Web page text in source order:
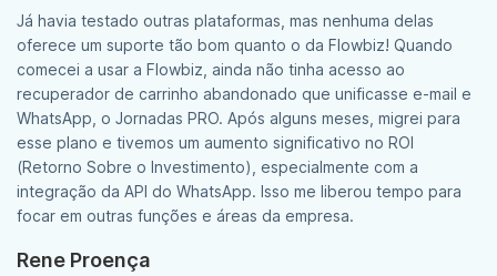
Já havia testado outras plataformas, mas nenhuma delas
oferece um suporte tão bom quanto o da Flowbiz! Quando
comecei a usar a Flowbiz, ainda não tinha acesso ao
recuperador de carrinho abandonado que unificasse e-mail e
WhatsApp, o Jornadas PRO. Após alguns meses, migrei para
esse plano e tivemos um aumento significativo no ROI
(Retorno Sobre o Investimento), especialmente com a
integração da API do WhatsApp. Isso me liberou tempo para
focar em outras funções e áreas da empresa.
Rene Proença